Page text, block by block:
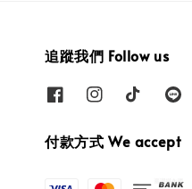
追蹤我們 Follow us
付款方式 We accept